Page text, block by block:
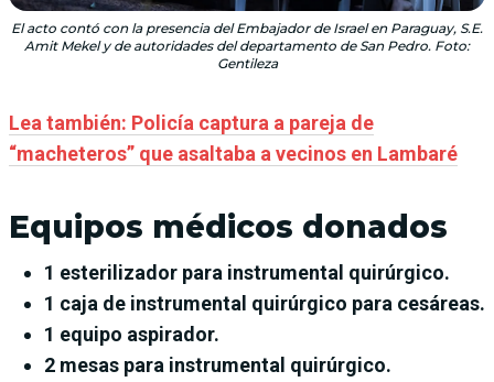
El acto contó con la presencia del Embajador de Israel en Paraguay, S.E.
Amit Mekel y de autoridades del departamento de San Pedro. Foto:
Gentileza
Lea también: Policía captura a pareja de
“macheteros” que asaltaba a vecinos en Lambaré
Equipos médicos donados
1 esterilizador para instrumental quirúrgico.
1 caja de instrumental quirúrgico para cesáreas.
1 equipo aspirador.
2 mesas para instrumental quirúrgico.